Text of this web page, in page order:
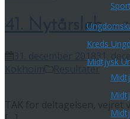
Kreds
Midtjysk
41. Nytårsløb –
31. december 2018 31.
Resultater
TAK for deltagelsen, vejret